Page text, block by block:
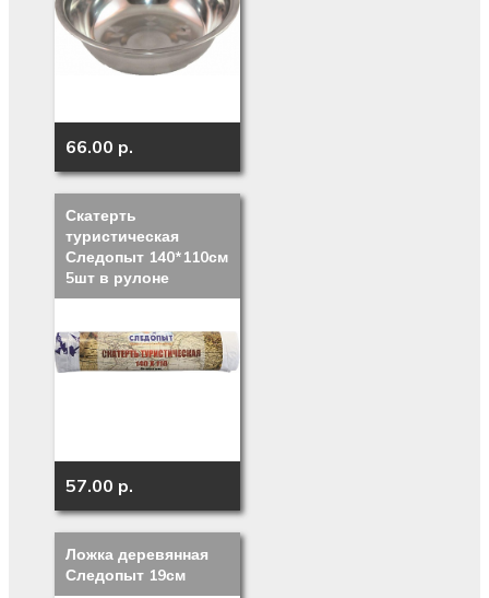
66.00 p.
Скатерть
туристическая
Следопыт 140*110см
5шт в рулоне
57.00 p.
Ложка деревянная
Следопыт 19см